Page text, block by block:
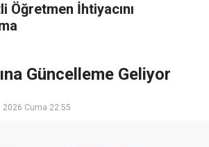
Öğretmen İhtiyacını
Güncelleme Geliyor
Cuma 22:55